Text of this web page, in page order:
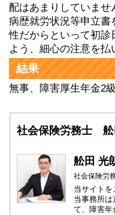
配はあまりしていませ
病歴就労状況等申立書
性だからといって初診
よう、細心の注意を払
結果
無事、障害厚生年金2
社会保険労務士 舩
舩田 光
社会保険労
当サイトを
当事務所は
て、障害年